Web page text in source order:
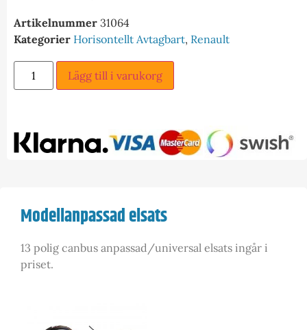
Artikelnummer 31064
Kategorier Horisontellt Avtagbart, Renault
Lägg till i varukorg
Modellanpassad elsats
13 polig canbus anpassad/universal elsats ingår i
priset.